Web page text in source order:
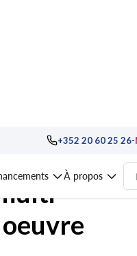
+352 20 60 25 26-
À propos
Commutateurs multi-
oeuvre